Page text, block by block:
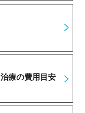
療の費用目安